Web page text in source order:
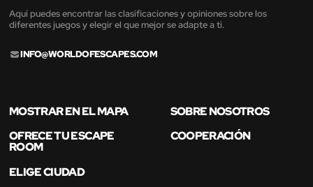
Aquí puedes encontrar las clasificaciones y opiniones sobre los
diferentes juegos y elegir el que mejor se adapte a ti.
INFO@WORLDOFESCAPES.COM
MOSTRAR EN EL MAPA
SOBRE NOSOTROS
OFRECE TU ESCAPE
ROOM
COOPERACIÓN
ELIGE CIUDAD